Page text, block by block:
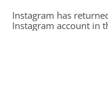
Instagram has
Instagram account in